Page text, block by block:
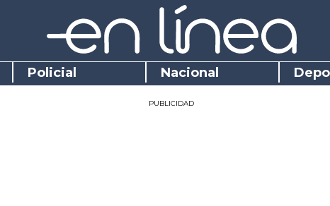
Policial Nacional
PUBLICIDAD